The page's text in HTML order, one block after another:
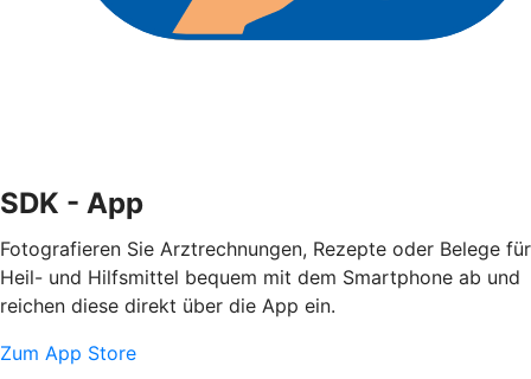
SDK - App
Fotografieren Sie Arztrechnungen, Rezepte oder Belege für
Heil- und Hilfsmittel bequem mit dem Smartphone ab und
reichen diese direkt über die App ein.
Zum App Store